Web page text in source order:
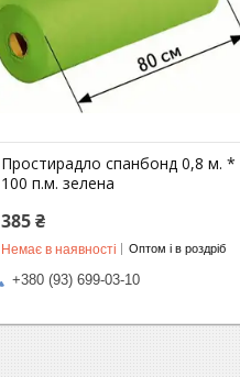
Простирадло спанбонд 0,8 м. *
100 п.м. зелена
385 ₴
Немає в наявності Оптом і в роздріб
+380 (93) 699-03-10